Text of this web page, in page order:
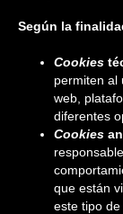
Según la
Cookies
permiten al
web,
diferentes
Cookies
que están
este tipo de